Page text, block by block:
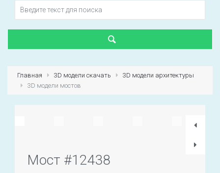
Главная 3D модели скачать
3D модели архитектуры
3D модели мостов
Мост #12438